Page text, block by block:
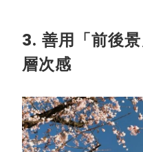
3. 善用「前後
層次感